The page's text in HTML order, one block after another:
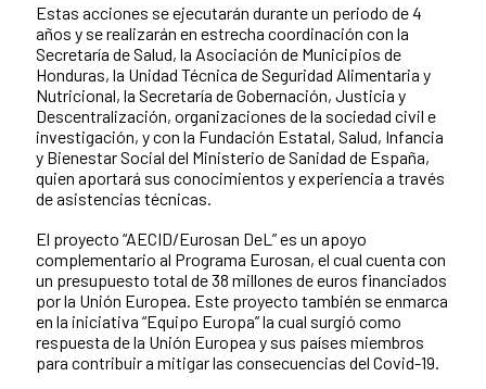
Estas acciones se ejecutarán durante un periodo de 4
años y se realizarán en estrecha coordinación con la
Secretaría de Salud, la Asociación de Municipios de
Honduras, la Unidad Técnica de Seguridad Alimentaria y
Nutricional, la Secretaría de Gobernación, Justicia y
Descentralización, organizaciones de la sociedad civil e
investigación, y con la Fundación Estatal, Salud, Infancia
y Bienestar Social del Ministerio de Sanidad de España,
quien aportará sus conocimientos y experiencia a través
de asistencias técnicas.
El proyecto “AECID/Eurosan DeL” es un apoyo
complementario al Programa Eurosan, el cual cuenta con
un presupuesto total de 38 millones de euros financiados
por la Unión Europea. Este proyecto también se enmarca
en la iniciativa “Equipo Europa” la cual surgió como
respuesta de la Unión Europea y sus países miembros
para contribuir a mitigar las consecuencias del Covid-19.